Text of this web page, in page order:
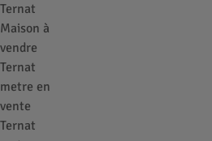
Ternat
Maison à
vendre
Ternat
metre en
vente
Ternat